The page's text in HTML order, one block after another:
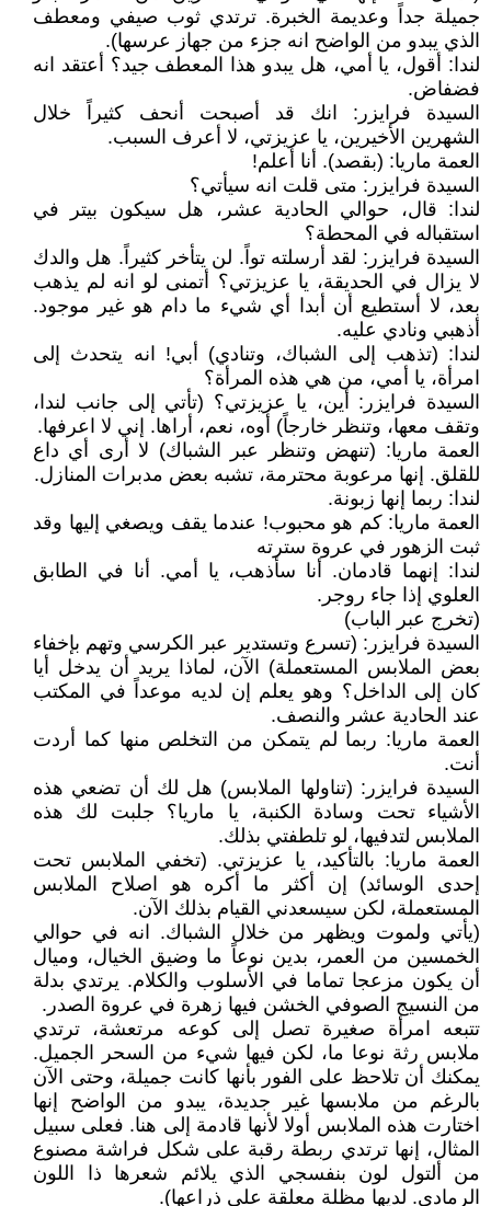
جميلة جداً وعديمة الخبرة. ترتدي ثوب صيفي ومعطف
الذي يبدو من الواضح انه جزء من جهاز عرسها).
لندا: أقول، يا أمي، هل يبدو هذا المعطف جيد؟ أعتقد انه
فضفاض.
السيدة فرايزر: انك قد أصبحت أنحف كثيراً خلال
الشهرين الأخيرين، يا عزيزتي، لا أعرف السبب.
العمة ماريا: (بقصد). أنا أعلم!
السيدة فرايزر: متى قلت انه سيأتي؟
لندا: قال، حوالي الحادية عشر، هل سيكون بيتر في
استقباله في المحطة؟
السيدة فرايزر: لقد أرسلته تواً. لن يتأخر كثيراً. هل والدك
لا يزال في الحديقة، يا عزيزتي؟ أتمنى لو انه لم يذهب
بعد، لا أستطيع أن أبدا أي شيء ما دام هو غير موجود.
أذهبي ونادي عليه.
لندا: (تذهب إلى الشباك، وتنادي) أبي! انه يتحدث إلى
امرأة، يا أمي، من هي هذه المرأة؟
السيدة فرايزر: أين، يا عزيزتي؟ (تأتي إلى جانب لندا،
وتقف معها، وتنظر خارجاً) أوه، نعم، أراها. إني لا اعرفها.
العمة ماريا: (تنهض وتنظر عبر الشباك) لا أرى أي داع
للقلق. إنها مرعوبة محترمة، تشبه بعض مدبرات المنازل.
لندا: ربما إنها زبونة.
العمة ماريا: كم هو محبوب! عندما يقف ويصغي إليها وقد
ثبت الزهور في عروة سترته
لندا: إنهما قادمان. أنا سأذهب، يا أمي. أنا في الطابق
العلوي إذا جاء روجر.
(تخرج عبر الباب)
السيدة فرايزر: (تسرع وتستدير عبر الكرسي وتهم بإخفاء
بعض الملابس المستعملة) الآن، لماذا يريد أن يدخل أيا
كان إلى الداخل؟ وهو يعلم إن لديه موعداً في المكتب
عند الحادية عشر والنصف.
العمة ماريا: ربما لم يتمكن من التخلص منها كما أردت
أنت.
السيدة فرايزر: (تناولها الملابس) هل لك أن تضعي هذه
الأشياء تحت وسادة الكنبة، يا ماريا؟ جلبت لك هذه
الملابس لتدفيها، لو تلطفتي بذلك.
العمة ماريا: بالتأكيد، يا عزيزتي. (تخفي الملابس تحت
إحدى الوسائد) إن أكثر ما أكره هو اصلاح الملابس
المستعملة، لكن سيسعدني القيام بذلك الآن.
(يأتي ولموت ويظهر من خلال الشباك. انه في حوالي
الخمسين من العمر، بدين نوعاً ما وضيق الخيال، وميال
أن يكون مزعجا تماما في الأسلوب والكلام. يرتدي بدلة
من النسيج الصوفي الخشن فيها زهرة في عروة الصدر.
تتبعه امرأة صغيرة تصل إلى كوعه مرتعشة، ترتدي
ملابس رثة نوعا ما، لكن فيها شيء من السحر الجميل.
يمكنك أن تلاحظ على الفور بأنها كانت جميلة، وحتى الآن
بالرغم من ملابسها غير جديدة، يبدو من الواضح إنها
اختارت هذه الملابس أولا لأنها قادمة إلى هنا. فعلى سبيل
المثال، إنها ترتدي ربطة رقبة على شكل فراشة مصنوع
من ألتول لون بنفسجي الذي يلائم شعرها ذا اللون
الرمادي. لديها مظلة معلقة على ذراعها).